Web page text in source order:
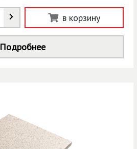
в корзину
Подробнее